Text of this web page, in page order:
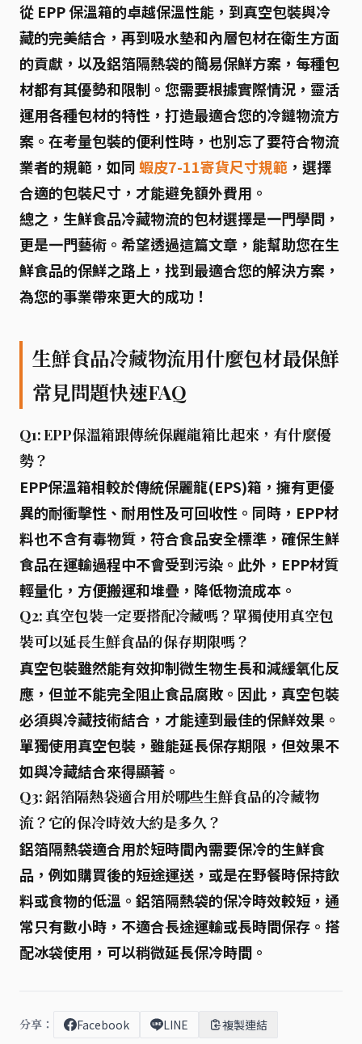
從 EPP 保溫箱的卓越保溫性能，到真空包裝與冷
藏的完美結合，再到吸水墊和內層包材在衛生方面
的貢獻，以及鋁箔隔熱袋的簡易保鮮方案，每種包
材都有其優勢和限制。您需要根據實際情況，靈活
運用各種包材的特性，打造最適合您的冷鏈物流方
案。在考量包裝的便利性時，也別忘了要符合物流
業者的規範，如同 蝦皮7-11寄貨尺寸規範 ，選擇
合適的包裝尺寸，才能避免額外費用。
總之， 生鮮食品冷藏物流的包材選擇是一門學問，
更是一門藝術 。希望透過這篇文章，能幫助您在生
鮮食品的保鮮之路上，找到最適合您的解決方案，
為您的事業帶來更大的成功！
生鮮食品冷藏物流用什麼包材最保鮮
常見問題快速FAQ
Q1: EPP保溫箱跟傳統保麗龍箱比起來，有什麼優
勢？
EPP保溫箱相較於傳統保麗龍(EPS)箱，擁有更優
異的耐衝擊性、耐用性及可回收性。同時，EPP材
料也不含有毒物質，符合食品安全標準，確保生鮮
食品在運輸過程中不會受到污染。此外，EPP材質
輕量化，方便搬運和堆疊，降低物流成本。
Q2: 真空包裝一定要搭配冷藏嗎？單獨使用真空包
裝可以延長生鮮食品的保存期限嗎？
真空包裝雖然能有效抑制微生物生長和減緩氧化反
應，但並不能完全阻止食品腐敗。因此，真空包裝
必須與冷藏技術結合，才能達到最佳的保鮮效果。
單獨使用真空包裝，雖能延長保存期限，但效果不
如與冷藏結合來得顯著。
Q3: 鋁箔隔熱袋適合用於哪些生鮮食品的冷藏物
流？它的保冷時效大約是多久？
鋁箔隔熱袋適合用於短時間內需要保冷的生鮮食
品，例如購買後的短途運送，或是在野餐時保持飲
料或食物的低溫。鋁箔隔熱袋的保冷時效較短，通
常只有數小時，不適合長途運輸或長時間保存。搭
配冰袋使用，可以稍微延長保冷時間。
分享： Facebook LINE 複製連結